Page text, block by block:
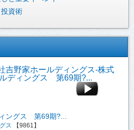
資術
ングス 第69期?...
ス 【9861】